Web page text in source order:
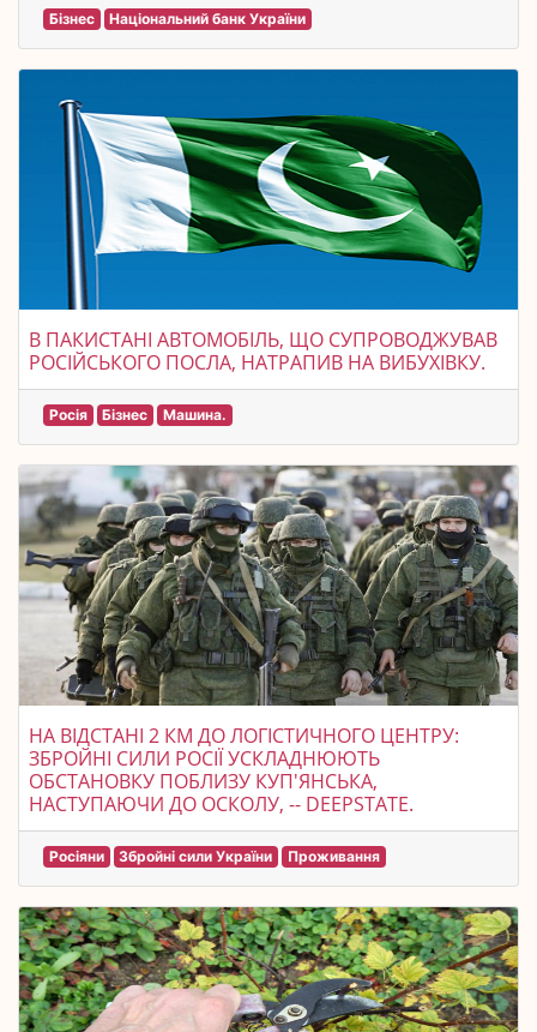
Бізнес Національний банк України
В ПАКИСТАНІ АВТОМОБІЛЬ, ЩО СУПРОВОДЖУВАВ
РОСІЙСЬКОГО ПОСЛА, НАТРАПИВ НА ВИБУХІВКУ.
Росія Бізнес Машина.
НА ВІДСТАНІ 2 КМ ДО ЛОГІСТИЧНОГО ЦЕНТРУ:
ЗБРОЙНІ СИЛИ РОСІЇ УСКЛАДНЮЮТЬ
ОБСТАНОВКУ ПОБЛИЗУ КУП'ЯНСЬКА,
НАСТУПАЮЧИ ДО ОСКОЛУ, -- DEEPSTATE.
Росіяни Збройні сили України Проживання